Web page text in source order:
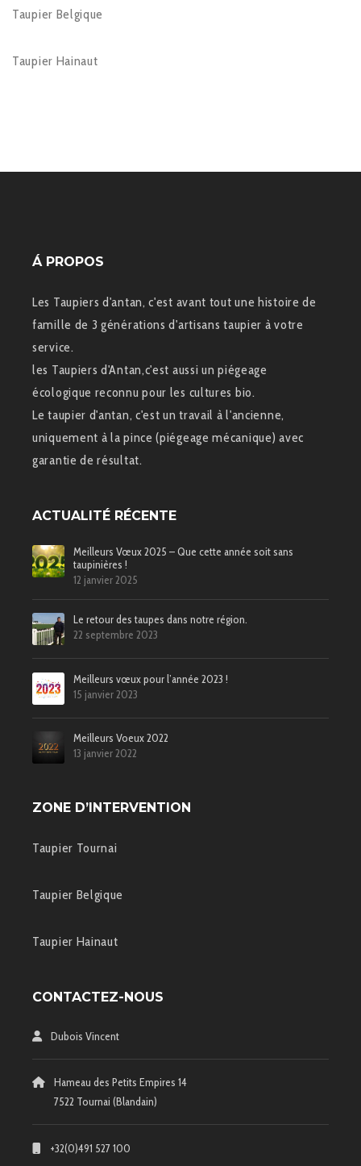
Taupier Belgique
Taupier Hainaut
Á PROPOS
Les Taupiers d'antan, c'est avant tout une histoire de
famille de 3 générations d'artisans taupier à votre
service.
les Taupiers d'Antan,c'est aussi un piégeage
écologique reconnu pour les cultures bio.
Le taupier d'antan, c'est un travail à l'ancienne,
uniquement à la pince (piégeage mécanique) avec
garantie de résultat.
ACTUALITÉ RÉCENTE
Meilleurs Vœux 2025 – Que cette année soit sans
taupinières !
12 janvier 2025
Le retour des taupes dans notre région.
22 septembre 2023
Meilleurs vœux pour l’année 2023 !
15 janvier 2023
Meilleurs Voeux 2022
13 janvier 2022
ZONE D’INTERVENTION
Taupier Tournai
Taupier Belgique
Taupier Hainaut
CONTACTEZ-NOUS
Dubois Vincent
Hameau des Petits Empires 14
7522 Tournai (Blandain)
+32(0)491 527 100